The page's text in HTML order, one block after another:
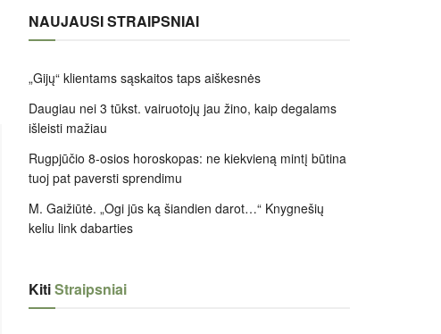
NAUJAUSI STRAIPSNIAI
„Gijų“ klientams sąskaitos taps aiškesnės
Daugiau nei 3 tūkst. vairuotojų jau žino, kaip degalams
išleisti mažiau
Rugpjūčio 8-osios horoskopas: ne kiekvieną mintį būtina
tuoj pat paversti sprendimu
M. Gaižiūtė. „Ogi jūs ką šiandien darot…“ Knygnešių
keliu link dabarties
KitiStraipsniai